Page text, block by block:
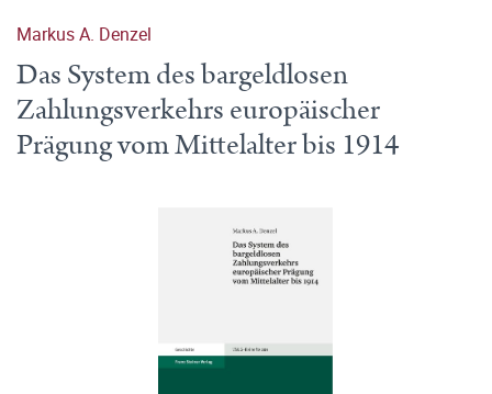
Markus A. Denzel
Das System des bargeldlosen
Zahlungsverkehrs europäischer
Prägung vom Mittelalter bis 1914